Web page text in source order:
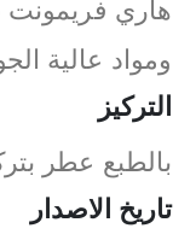
هاري فريمونت
ومواد عالية
التركيز
بالطبع عطر
تاريخ الاصدار